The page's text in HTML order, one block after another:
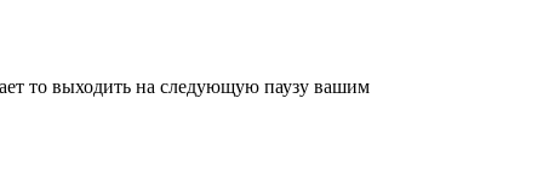
то выходить на следующую паузу вашим